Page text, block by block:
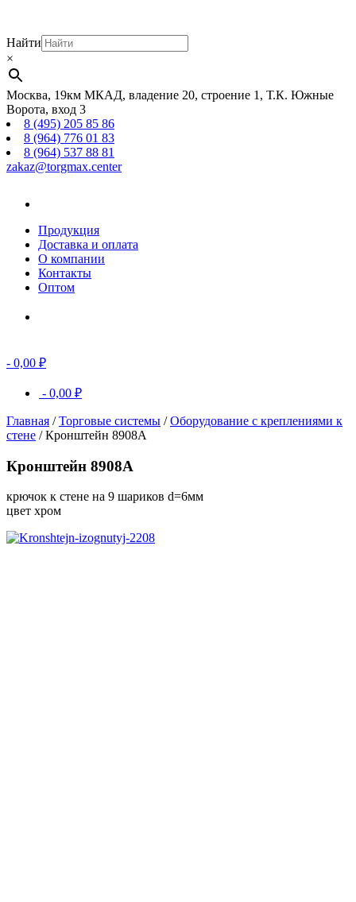
Найти
×
Москва, 19км МКАД, владение 20, строение 1, Т.К. Южные
Ворота, вход 3
8 (495) 205 85 86
8 (964) 776 01 83
8 (964) 537 88 81
zakaz@torgmax.center
Продукция
Доставка и оплата
О компании
Контакты
Оптом
- 0,00 ₽
- 0,00 ₽
Главная /Торговые системы /Оборудование с креплениями к
стене / Кронштейн 8908A
Кронштейн 8908A
крючок к стене на 9 шариков d=6мм
цвет хром